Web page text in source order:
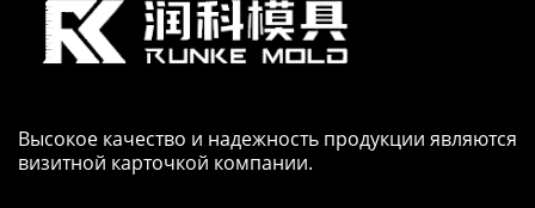
Высокое качество и надежность продукции являются
визитной карточкой компании.